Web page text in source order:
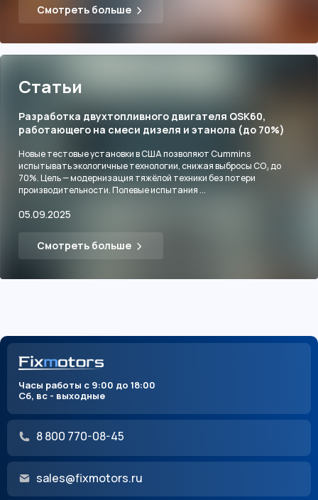
Смотреть больше
Статьи
Разработка двухтопливного двигателя QSK60,
работающего на смеси дизеля и этанола (до 70%)
Новые тестовые установки в США позволяют Cummins
испытывать экологичные технологии, снижая выбросы CO₂ до
70%. Цель — модернизация тяжёлой техники без потери
производительности. Полевые испытания ...
05.09.2025
Смотреть больше
Часы работы с 9:00 до 18:00
Сб, вс - выходные
8 800 770-08-45
sales@fixmotors.ru